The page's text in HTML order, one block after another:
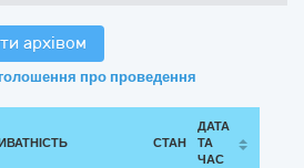
архівом
про проведення
СТАН
ДАТА
ТА
ЧАС